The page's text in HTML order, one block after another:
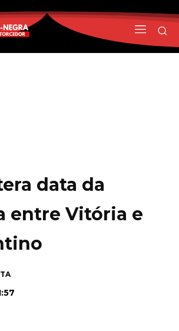
data da
entre Vitória e